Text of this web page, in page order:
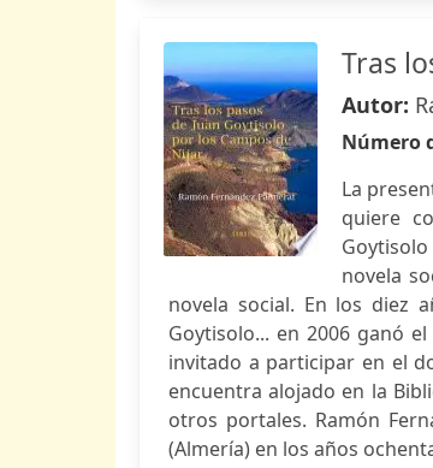
Tras
Autor:
Número
La
quiere
novela
novela social. En los diez
Goytisolo... en 2006 ganó
invitado a participar en el
encuentra alojado en la
otros portales. Ramón
(Almería) en los años